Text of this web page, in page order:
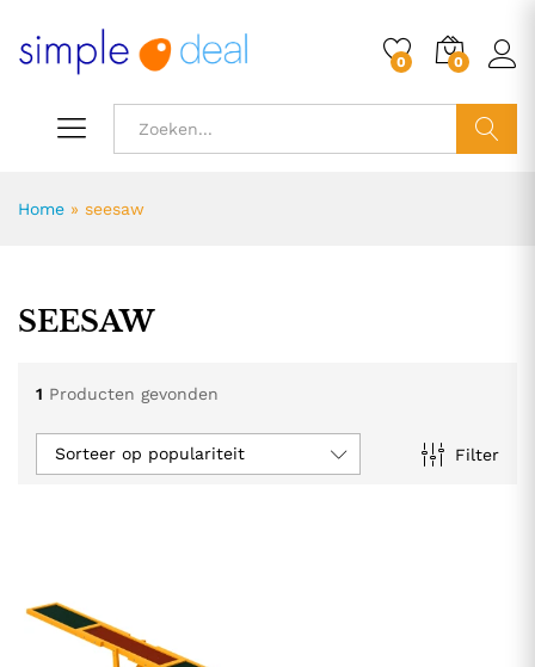
0 0
Home » seesaw
SEESAW
1 Producten gevonden
Filter
Sorteer op populariteit